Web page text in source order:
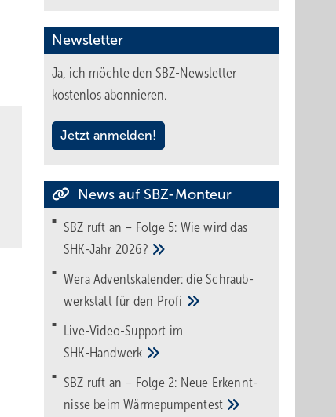
Newsletter
Ja, ich möchte den SBZ-Newsletter
kostenlos abonnieren.
Jetzt anmelden!
News auf SBZ-Monteur
SBZ ruft an – Folge 5: Wie wird das
SHK-Jahr 2026?
Wera Adventskalender: die Schraub­
werk­statt für den Pro­fi
Live-Video-Support im
SHK-Handwerk
SBZ ruft an – Folge 2: Neue Erkennt­
nisse beimWärme­pumpen­test